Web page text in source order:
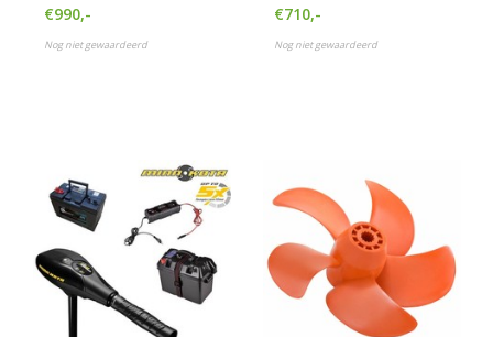
complete set met
105Ah accu, accubak
en acculader
€990,-
Nog niet gewaardeerd
set met accu
€710,-
Nog niet gewaardeerd